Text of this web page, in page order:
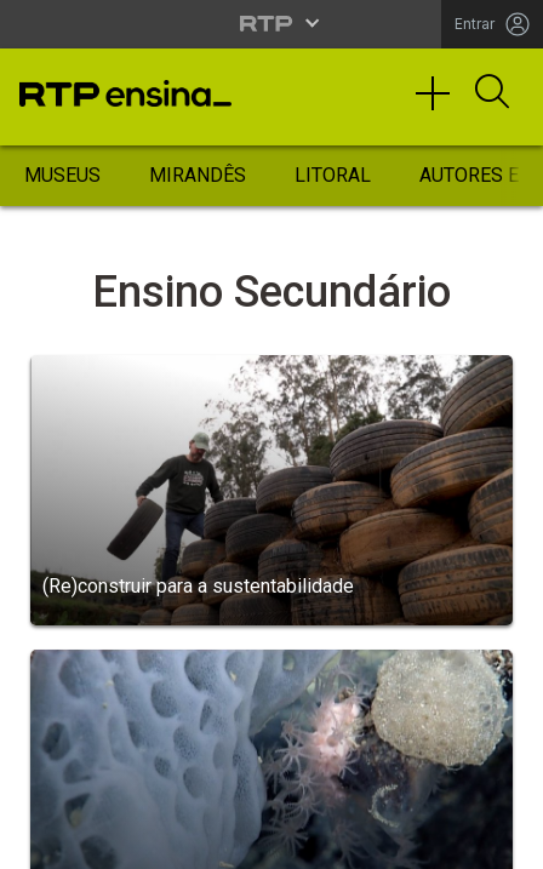
Entrar
MUSEUS MIRANDÊS LITORAL AUTORES
Ensino Secundário
(Re)construir para a sustentabilidade